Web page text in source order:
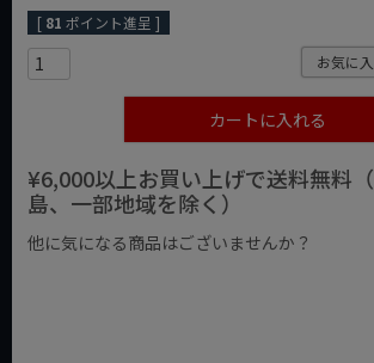
[ 81 ポイント進呈 ]
お気に
カートに入れる
¥6,000以上お買い上げで送料無料
島、一部地域を除く）
他に気になる商品はございませんか？